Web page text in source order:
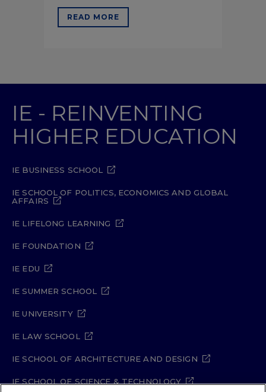
READ MORE
IE - REINVENTING
HIGHER EDUCATION
IE BUSINESS SCHOOL
IE SCHOOL OF POLITICS, ECONOMICS AND GLOBAL
AFFAIRS
IE LIFELONG LEARNING
IE FOUNDATION
IE EDU
IE SUMMER SCHOOL
IE UNIVERSITY
IE LAW SCHOOL
IE SCHOOL OF ARCHITECTURE AND DESIGN
IE SCHOOL OF SCIENCE & TECHNOLOGY